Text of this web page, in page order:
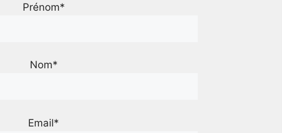
Prénom*
Nom*
Email*